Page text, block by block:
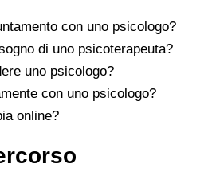
con uno psicologo?
di uno psicoterapeuta?
uno psicologo?
con uno psicologo?
online?